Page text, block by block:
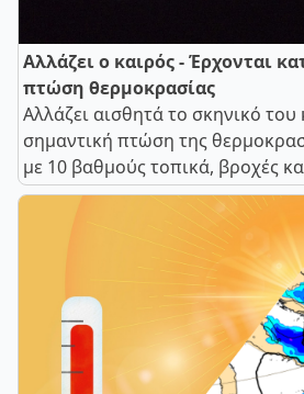
Αλλάζει ο καιρός - Έρχονται
πτώση θερμοκρασίας
Αλλάζει αισθητά το σκηνικό του
σημαντική πτώση της
με 10 βαθμούς τοπικά, βροχές